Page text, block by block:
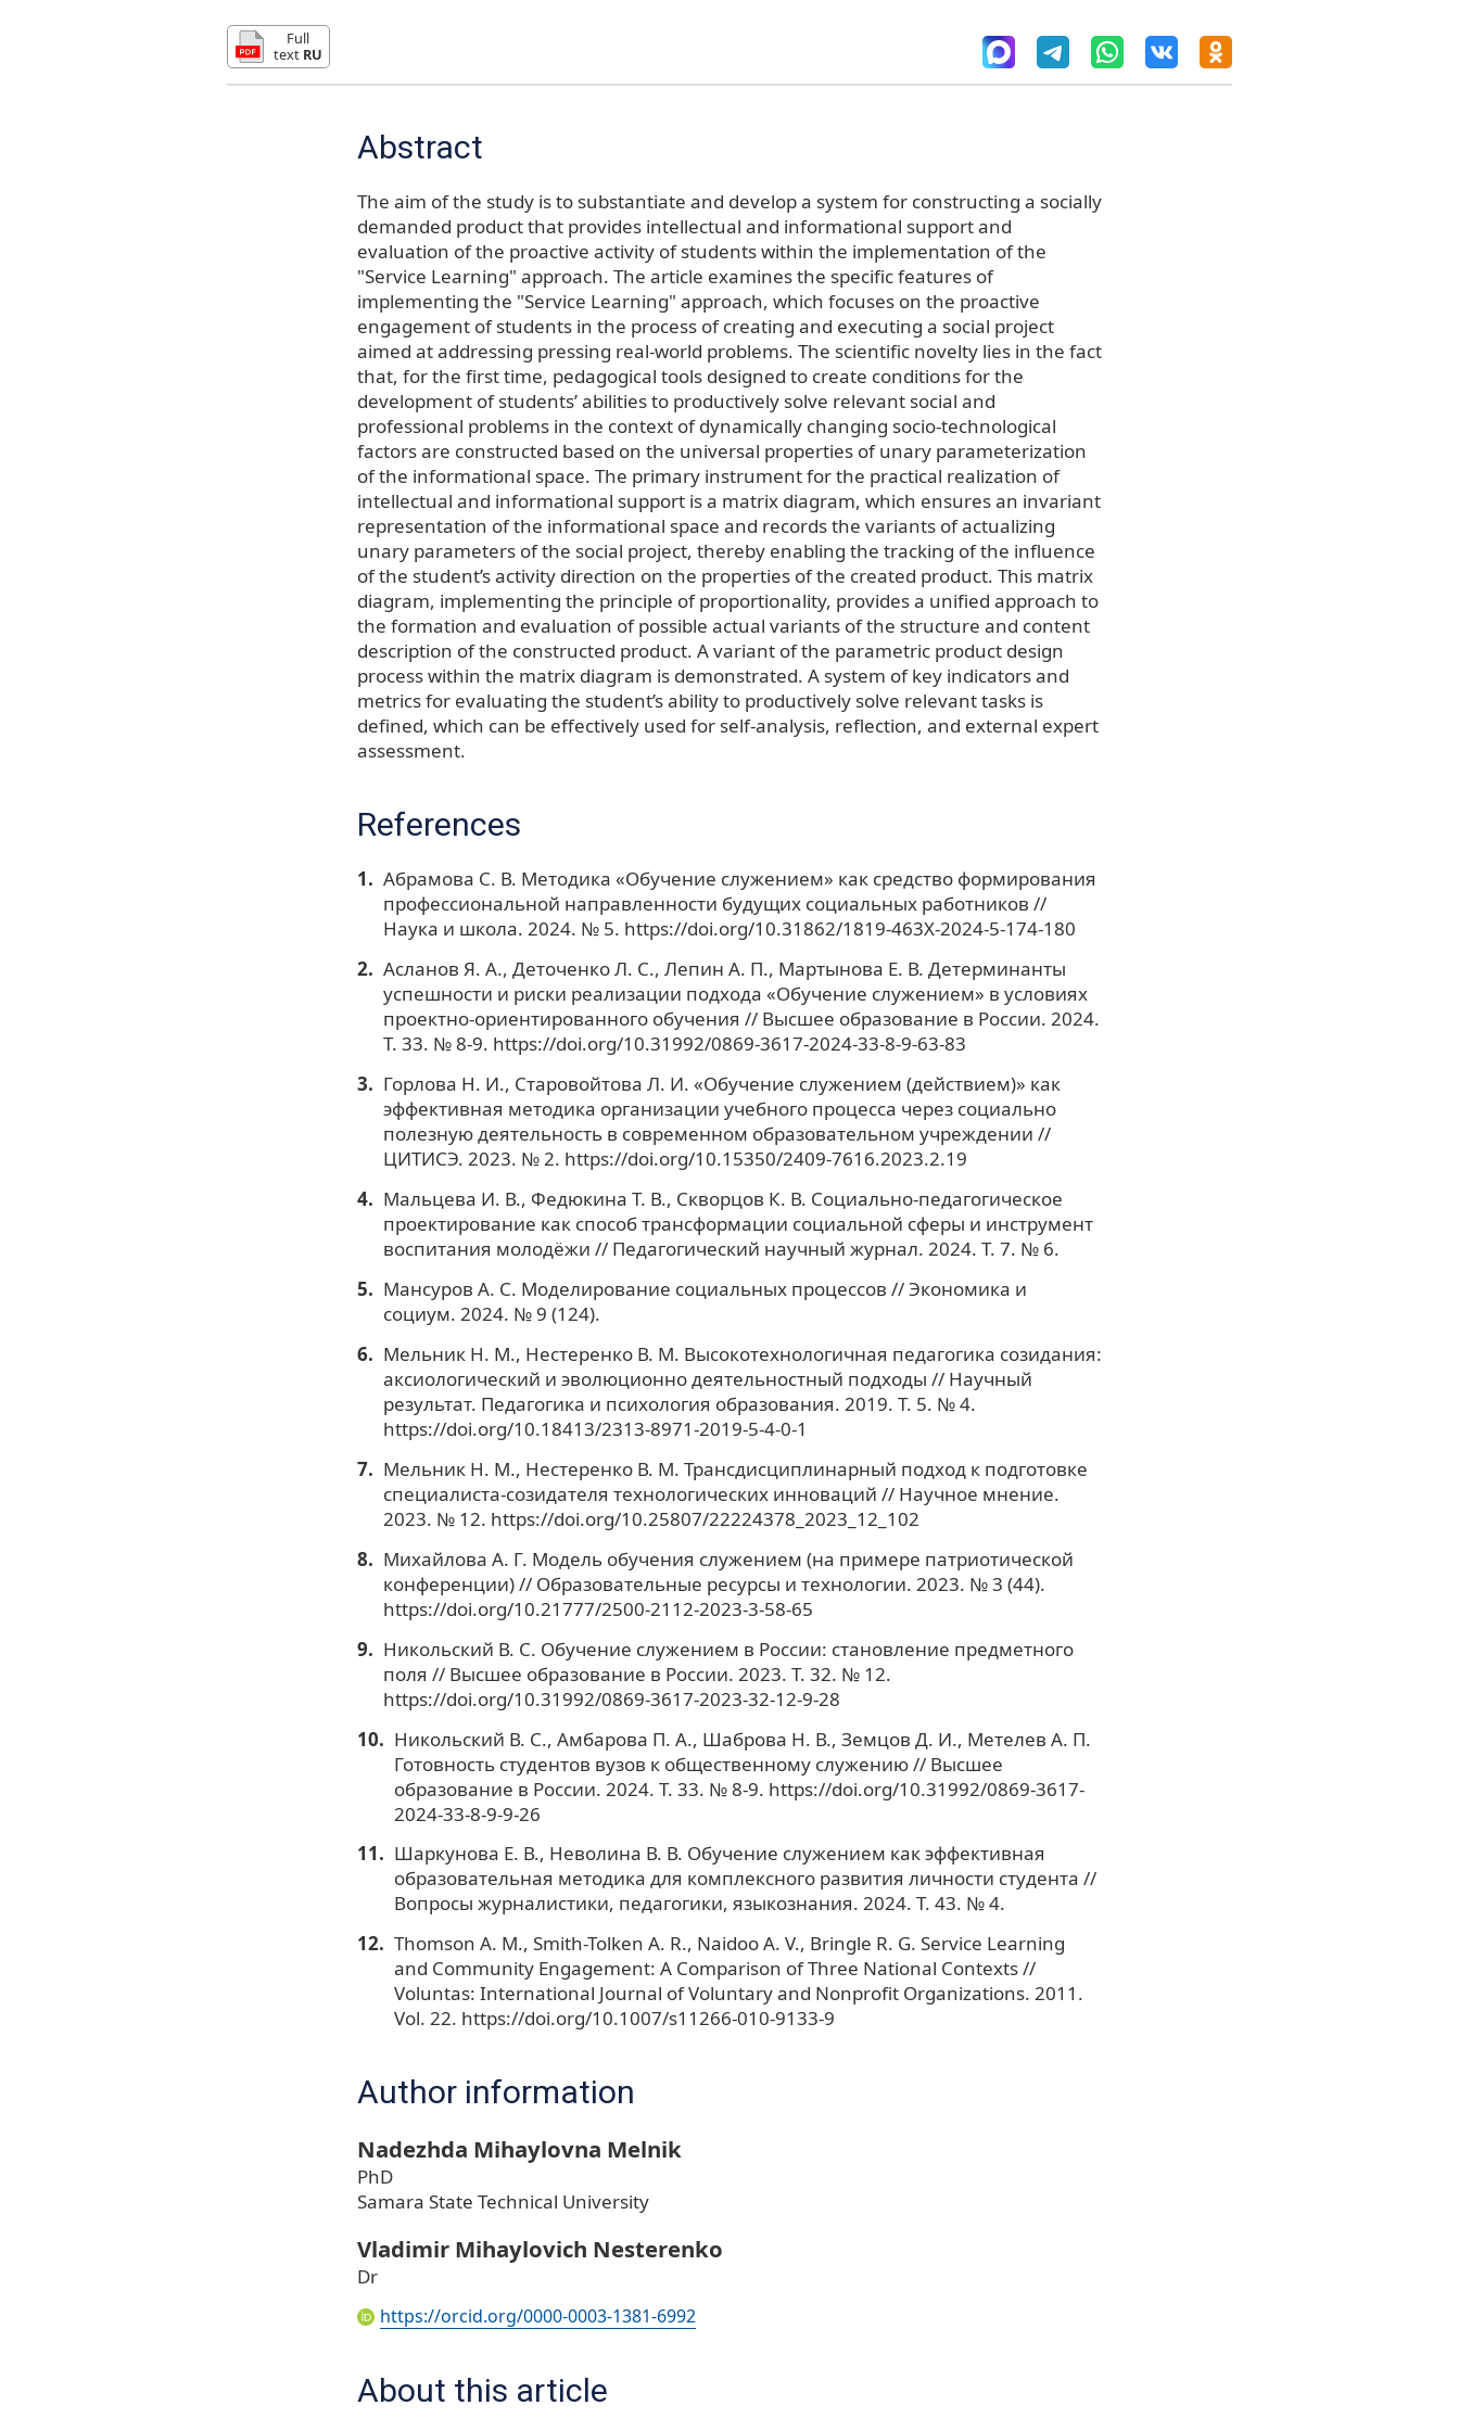
Full
text RU
Abstract
The aim of the study is to substantiate and develop a system for constructing a socially
demanded product that provides intellectual and informational support and
evaluation of the proactive activity of students within the implementation of the
"Service Learning" approach. The article examines the specific features of
implementing the "Service Learning" approach, which focuses on the proactive
engagement of students in the process of creating and executing a social project
aimed at addressing pressing real-world problems. The scientific novelty lies in the fact
that, for the first time, pedagogical tools designed to create conditions for the
development of students’ abilities to productively solve relevant social and
professional problems in the context of dynamically changing socio-technological
factors are constructed based on the universal properties of unary parameterization
of the informational space. The primary instrument for the practical realization of
intellectual and informational support is a matrix diagram, which ensures an invariant
representation of the informational space and records the variants of actualizing
unary parameters of the social project, thereby enabling the tracking of the influence
of the student’s activity direction on the properties of the created product. This matrix
diagram, implementing the principle of proportionality, provides a unified approach to
the formation and evaluation of possible actual variants of the structure and content
description of the constructed product. A variant of the parametric product design
process within the matrix diagram is demonstrated. A system of key indicators and
metrics for evaluating the student’s ability to productively solve relevant tasks is
defined, which can be effectively used for self-analysis, reflection, and external expert
assessment.
References
Абрамова С. В. Методика «Обучение служением» как средство формирования
профессиональной направленности будущих социальных работников //
Наука и школа. 2024. № 5. https://doi.org/10.31862/1819-463X-2024-5-174-180
Асланов Я. А., Деточенко Л. С., Лепин А. П., Мартынова Е. В. Детерминанты
успешности и риски реализации подхода «Обучение служением» в условиях
проектно-ориентированного обучения // Высшее образование в России. 2024.
Т. 33. № 8-9. https://doi.org/10.31992/0869-3617-2024-33-8-9-63-83
Горлова Н. И., Старовойтова Л. И. «Обучение служением (действием)» как
эффективная методика организации учебного процесса через социально
полезную деятельность в современном образовательном учреждении //
ЦИТИСЭ. 2023. № 2. https://doi.org/10.15350/2409-7616.2023.2.19
Мальцева И. В., Федюкина Т. В., Скворцов К. В. Социально-педагогическое
проектирование как способ трансформации социальной сферы и инструмент
воспитания молодёжи // Педагогический научный журнал. 2024. Т. 7. № 6.
Мансуров А. С. Моделирование социальных процессов // Экономика и
социум. 2024. № 9 (124).
Мельник Н. М., Нестеренко В. М. Высокотехнологичная педагогика созидания:
аксиологический и эволюционно деятельностный подходы // Научный
результат. Педагогика и психология образования. 2019. Т. 5. № 4.
https://doi.org/10.18413/2313-8971-2019-5-4-0-1
Мельник Н. М., Нестеренко В. М. Трансдисциплинарный подход к подготовке
специалиста-созидателя технологических инноваций // Научное мнение.
2023. № 12. https://doi.org/10.25807/22224378_2023_12_102
Михайлова А. Г. Модель обучения служением (на примере патриотической
конференции) // Образовательные ресурсы и технологии. 2023. № 3 (44).
https://doi.org/10.21777/2500-2112-2023-3-58-65
Никольский В. С. Обучение служением в России: становление предметного
поля // Высшее образование в России. 2023. Т. 32. № 12.
https://doi.org/10.31992/0869-3617-2023-32-12-9-28
Никольский В. С., Амбарова П. А., Шаброва Н. В., Земцов Д. И., Метелев А. П.
Готовность студентов вузов к общественному служению // Высшее
образование в России. 2024. Т. 33. № 8-9. https://doi.org/10.31992/0869-3617-
2024-33-8-9-9-26
Шаркунова Е. В., Неволина В. В. Обучение служением как эффективная
образовательная методика для комплексного развития личности студента //
Вопросы журналистики, педагогики, языкознания. 2024. Т. 43. № 4.
Thomson A. M., Smith-Tolken A. R., Naidoo A. V., Bringle R. G. Service Learning
and Community Engagement: A Comparison of Three National Contexts //
Voluntas: International Journal of Voluntary and Nonprofit Organizations. 2011.
Vol. 22. https://doi.org/10.1007/s11266-010-9133-9
Author information
Nadezhda Mihaylovna Melnik
PhD
Samara State Technical University
Vladimir Mihaylovich Nesterenko
Dr
https://orcid.org/0000-0003-1381-6992
About this article